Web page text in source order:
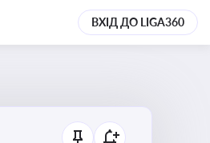
ВХІД ДО LIGA360